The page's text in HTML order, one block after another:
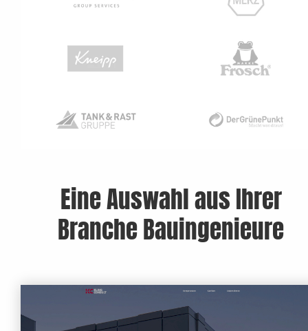
Eine Auswahl aus Ihrer
Branche Bauingenieure